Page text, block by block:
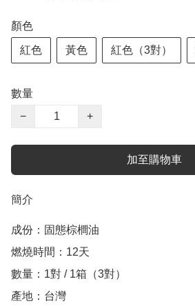
顏色
紅色 黃色 紅色（3對）
數量
−
+
加至購物車
簡介
成份：固態棕櫚油
燃燒時間：12天
數量：1對 / 1箱（3對）
產地：台灣